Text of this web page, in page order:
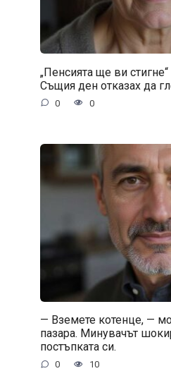
„Пенсията ще ви стигне“
Същия ден отказах да
0 0
— Вземете котенце, —
пазара. Минувачът
постъпката си.
0 10